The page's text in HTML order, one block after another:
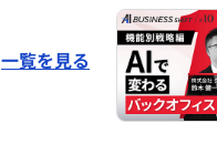
一覧を見る